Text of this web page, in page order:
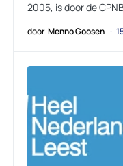
2005, is door de
door Menno Goosen